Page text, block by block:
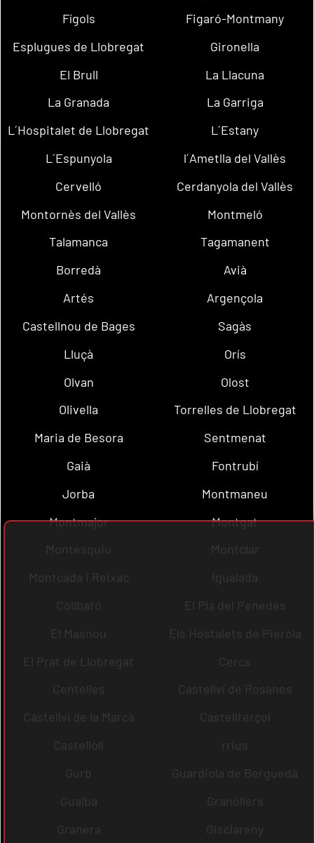
Fígols
Figaró-Montmany
Esplugues de Llobregat
Gironella
El Brull
La Llacuna
La Granada
La Garriga
L´Hospitalet de Llobregat
L´Estany
L´Espunyola
l´Ametlla del Vallès
Cervelló
Cerdanyola del Vallès
Montornès del Vallès
Montmeló
Talamanca
Tagamanent
Borredà
Avià
Artés
Argençola
Castellnou de Bages
Sagàs
Lluçà
Orís
Olvan
Olost
Olivella
Torrelles de Llobregat
Maria de Besora
Sentmenat
Gaià
Fontrubí
Jorba
Montmaneu
Montmajor
Montgat
Montesquiu
Montclar
Montcada i Reixac
Igualada
Collbató
El Pla del Penedès
El Masnou
Els Hostalets de Pierola
El Prat de Llobregat
Cercs
Centelles
Castellví de Rosanes
Castellví de la Marca
Castellterçol
Castellolí
rrius
Gurb
Guardiola de Berguedà
Gualba
Granollers
Granera
Gisclareny